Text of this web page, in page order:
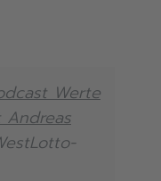
Werte